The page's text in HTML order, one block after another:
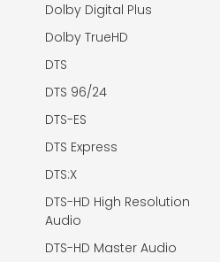
Dolby Digital Plus
Dolby TrueHD
DTS
DTS 96/24
DTS-ES
DTS Express
DTS:X
DTS-HD High Resolution
Audio
DTS-HD Master Audio